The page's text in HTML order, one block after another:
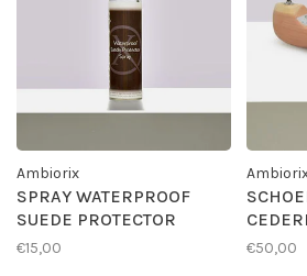
Ambiorix
SPRAY WATERPROOF
SUEDE PROTECTOR
€15,00 €50,00